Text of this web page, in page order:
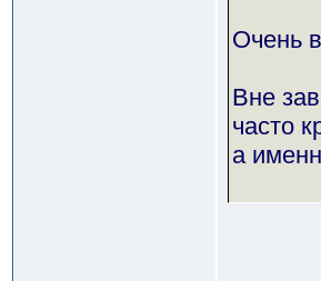
Очень
Вне
часто
а